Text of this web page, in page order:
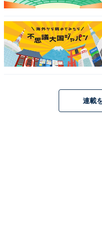
Bose SoundLink Micro
代） 最長12時間連続再
アウトドア スピーカー ペ
BOSE「Portable
連載